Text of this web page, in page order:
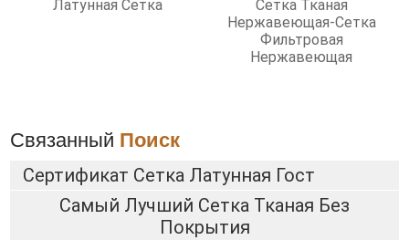
Латунная Сетка
Сетка Тканая
Нержавеющая-Сетка
Фильтровая
Нержавеющая
Связанный Поиск
Сертификат Сетка Латунная Гост
Самый Лучший Сетка Тканая Без
Покрытия